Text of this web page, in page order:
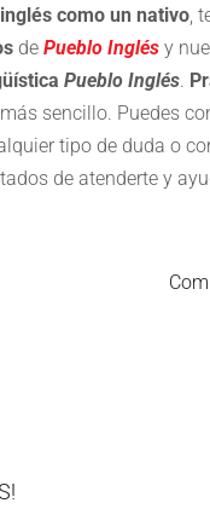
como un nativo,
de Pueblo Inglés y
Pueblo Inglés.
sencillo. Puedes
tipo de duda o
de atenderte y